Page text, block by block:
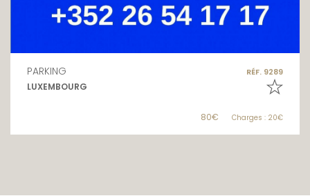
PARKING RÉF. 9289
LUXEMBOURG
80€ Charges : 20€